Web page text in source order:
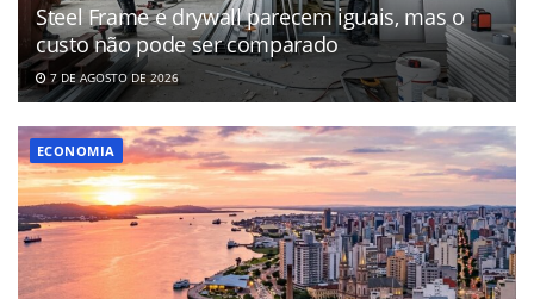
Steel Frame e drywall parecem iguais, mas o
custo não pode ser comparado
7 DE AGOSTO DE 2026
ECONOMIA